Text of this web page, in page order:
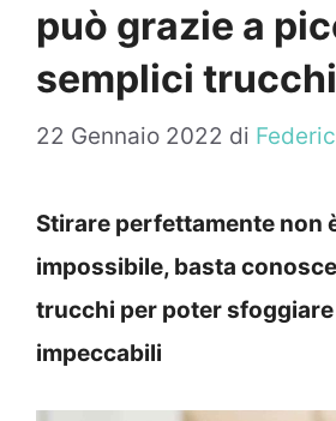
può grazie a
semplici trucchi
22 Gennaio 2022 di
Stirare perfettamente non
impossibile, basta
trucchi per poter
impeccabili